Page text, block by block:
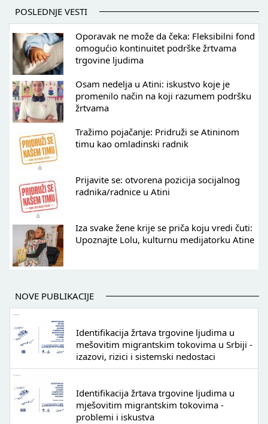
POSLEDNJE VESTI
Oporavak ne može da čeka: Fleksibilni fond
omogućio kontinuitet podrške žrtvama
trgovine ljudima
Osam nedelja u Atini: iskustvo koje je
promenilo način na koji razumem podršku
žrtvama
Tražimo pojačanje: Pridruži se Atininom
timu kao omladinski radnik
Prijavite se: otvorena pozicija socijalnog
radnika/radnice u Atini
Iza svake žene krije se priča koju vredi čuti:
Upoznajte Lolu, kulturnu medijatorku Atine
NOVE PUBLIKACIJE
Identifikacija žrtava trgovine ljudima u
mešovitim migrantskim tokovima u Srbiji -
izazovi, rizici i sistemski nedostaci
Identifikacija žrtava trgovine ljudima u
mješovitim migrantskim tokovima -
problemi i iskustva